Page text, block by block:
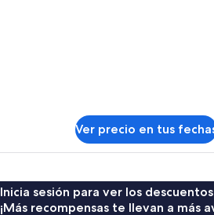
Ver precio en tus
Inicia sesión para ver los
¡Más recompensas te llevan a más